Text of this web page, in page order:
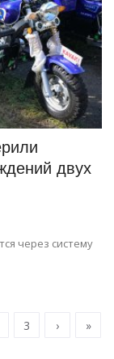
двух
через систему
3 › »